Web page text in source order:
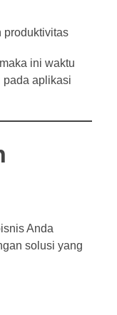
produktivitas
ini waktu
pada aplikasi
Anda
solusi yang